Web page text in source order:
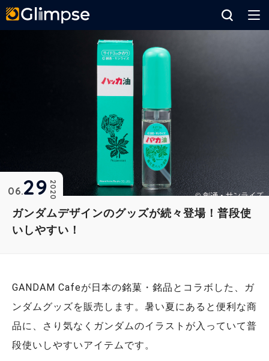
ガンダムデザインのグッズが続々登場！普段使
いしやすい！
2020
06 29
GANDAM Cafeが日本の銘菓・銘品とコラボした、ガ
ンダムグッズを販売します。暑い夏にあると便利な商
品に、さり気なくガンダムのイラストが入っていて普
段使いしやすいアイテムです。